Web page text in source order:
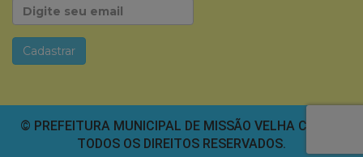
© PREFEITURA MUNICIPAL DE MISSÃO VELHA CEARÁ.
TODOS OS DIREITOS RESERVADOS.